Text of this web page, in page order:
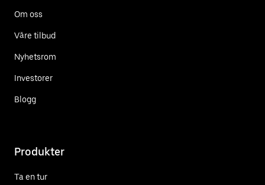
Om oss
Våre tilbud
Nyhetsrom
Investorer
Blogg
Produkter
Ta en tur